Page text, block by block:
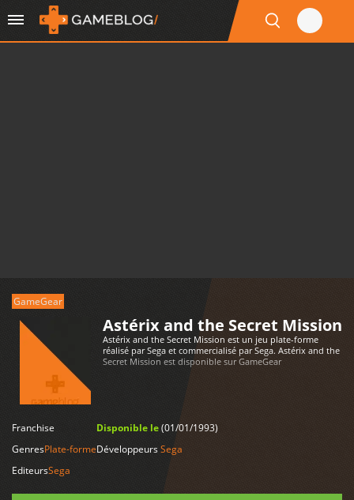
GameGear
Astérix and the Secret Mission
Astérix and the Secret Mission est un jeu plate-forme
réalisé par Sega et commercialisé par Sega. Astérix and the
Secret Mission est disponible sur GameGear
Franchise
GenresPlate-forme
EditeursSega
Disponible le(01/01/1993)
DéveloppeursSega